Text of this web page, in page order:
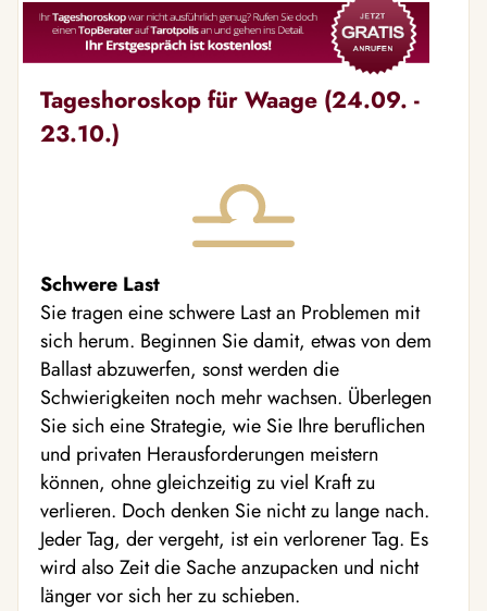
Tageshoroskop für Waage (24.09. -
23.10.)
Schwere Last
Sie tragen eine schwere Last an Problemen mit
sich herum. Beginnen Sie damit, etwas von dem
Ballast abzuwerfen, sonst werden die
Schwierigkeiten noch mehr wachsen. Überlegen
Sie sich eine Strategie, wie Sie Ihre beruflichen
und privaten Herausforderungen meistern
können, ohne gleichzeitig zu viel Kraft zu
verlieren. Doch denken Sie nicht zu lange nach.
Jeder Tag, der vergeht, ist ein verlorener Tag. Es
wird also Zeit die Sache anzupacken und nicht
länger vor sich her zu schieben.